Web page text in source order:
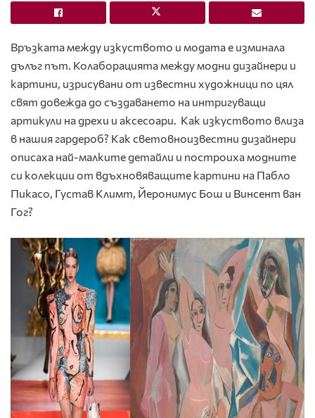
Връзката между изкуството и модата е изминала
дълъг път. Колаборацията между модни дизайнери и
картини, изрисувани от известни художници по цял
свят довежда до създаването на интригуващи
артикули на дрехи и аксесоари. Как изкуството влиза
в нашия гардероб? Как световноизвестни дизайнери
описаха най-малките детайли и построиха модните
си колекции от вдъхновяващите картини на Пабло
Пикасо, Густав Климт, Йеронимус Бош и Винсент ван
Гог?